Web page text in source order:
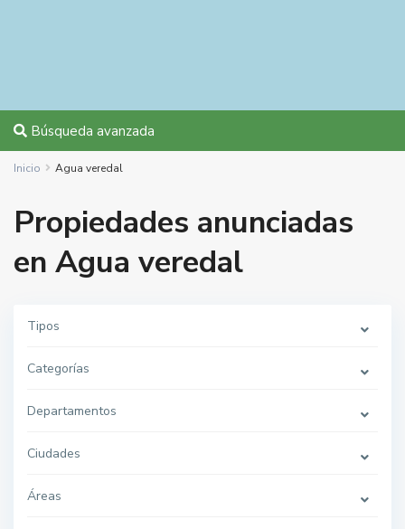
Búsqueda avanzada
Inicio Agua veredal
Propiedades anunciadas
en Agua veredal
Tipos
Categorías
Departamentos
Ciudades
Áreas